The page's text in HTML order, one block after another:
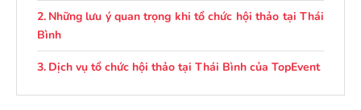
Những lưu ý quan trọng khi tổ chức hội thảo tại Thái
Bình
Dịch vụ tổ chức hội thảo tại Thái Bình của TopEvent